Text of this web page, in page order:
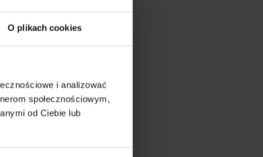
O plikach cookies
i analizować
społecznościowym,
od Ciebie lub